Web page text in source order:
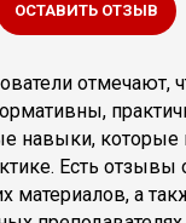
ОСТАВИТЬ ОТЗЫВ
отмечают,
навыки,
Есть
материалов, а